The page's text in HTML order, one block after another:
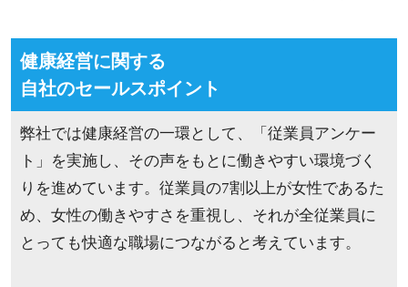
健康経営に関する
自社のセールスポイント
弊社では健康経営の一環として、「従業員アンケー
ト」を実施し、その声をもとに働きやすい環境づく
りを進めています。従業員の7割以上が女性であるた
め、女性の働きやすさを重視し、それが全従業員に
とっても快適な職場につながると考えています。